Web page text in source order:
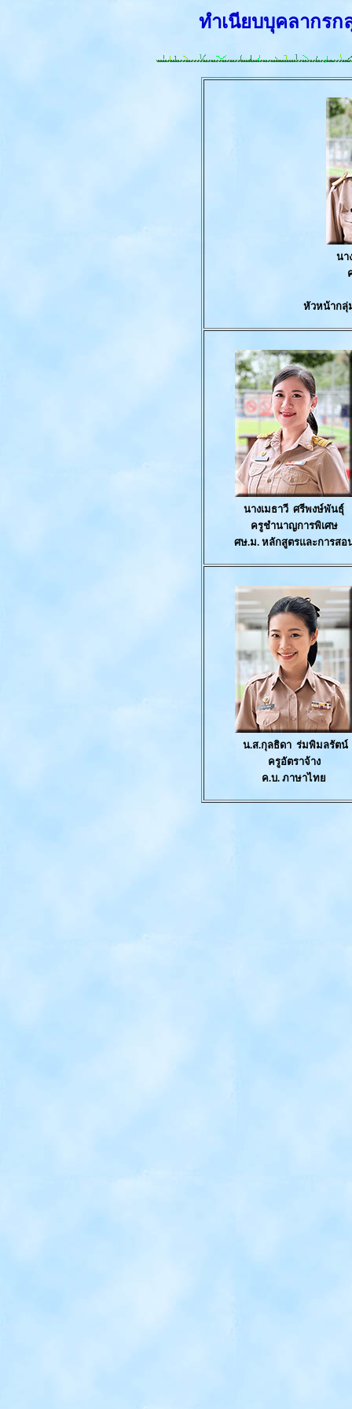
ทำเนียบบุคลากรก
นา
หัวหน้ากลุ่
นางเมธาวี ศรีพงษ์พันธุ์
ครูชำนาญการพิเศษ
ศษ.ม. หลักสูตรและการสอ
น.ส.กุลธิดา ร่มพิมลรัตน์
ครูอัตราจ้าง
ค.บ. ภาษาไทย